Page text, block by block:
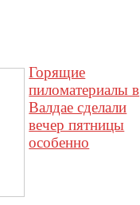
Горящие
пиломатериалы в
Валдае сделали
вечер пятницы
особенно